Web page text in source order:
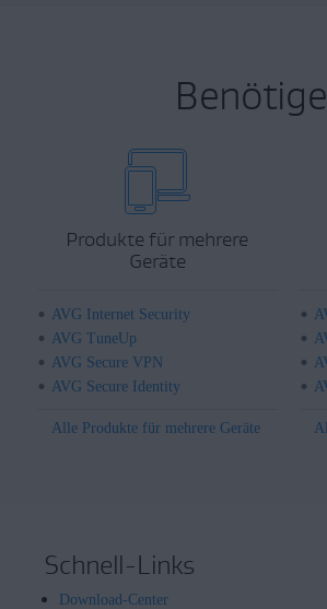
Produkte für mehrere
Geräte
AVG Internet Security
AVG TuneUp
AVG Secure VPN
AVG Secure Identity
Alle Produkte für mehrere Geräte
Schnell-Links
Download-Center